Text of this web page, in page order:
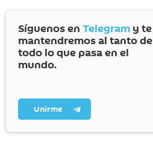
Síguenos en Telegram y te
mantendremos al tanto de
todo lo que pasa en el
mundo.
Unirme